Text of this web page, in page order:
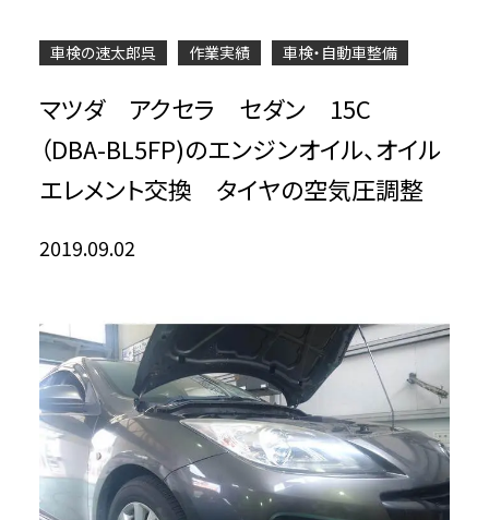
車検の速太郎呉 作業実績 車検・自動車整備
マツダ アクセラ セダン 15C
（DBA-BL5FP)のエンジンオイル、オイル
エレメント交換 タイヤの空気圧調整
2019.09.02